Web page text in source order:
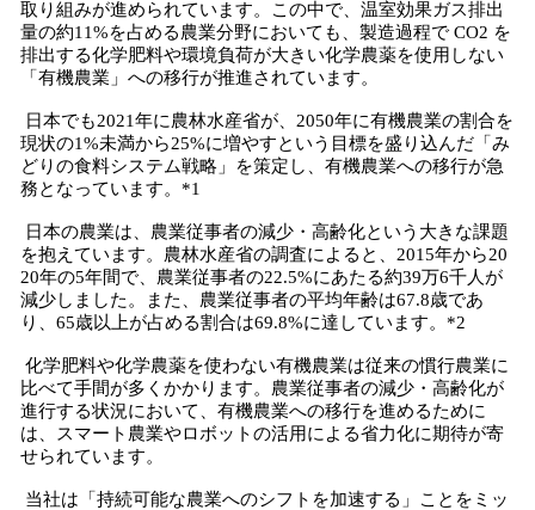
取り組みが進められています。この中で、温室効果ガス排出
量の約11%を占める農業分野においても、製造過程で CO2 を
排出する化学肥料や環境負荷が大きい化学農薬を使用しない
「有機農業」への移行が推進されています。
日本でも2021年に農林水産省が、2050年に有機農業の割合を
現状の1%未満から25%に増やすという目標を盛り込んだ「み
どりの食料システム戦略」を策定し、有機農業への移行が急
務となっています。*1
日本の農業は、農業従事者の減少・高齢化という大きな課題
を抱えています。農林水産省の調査によると、2015年から20
20年の5年間で、農業従事者の22.5%にあたる約39万6千人が
減少しました。また、農業従事者の平均年齢は67.8歳であ
り、65歳以上が占める割合は69.8%に達しています。*2
化学肥料や化学農薬を使わない有機農業は従来の慣行農業に
比べて手間が多くかかります。農業従事者の減少・高齢化が
進行する状況において、有機農業への移行を進めるために
は、スマート農業やロボットの活用による省力化に期待が寄
せられています。
当社は「持続可能な農業へのシフトを加速する」ことをミッ